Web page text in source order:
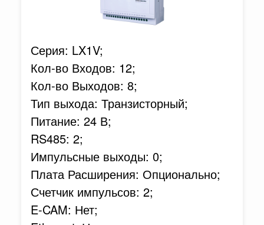
Серия: LX1V;
Кол-во Входов: 12;
Кол-во Выходов: 8;
Тип выхода: Транзисторный;
Питание: 24 В;
RS485: 2;
Импульсные выходы: 0;
Плата Расширения: Опционально;
Счетчик импульсов: 2;
E-CAM: Нет;